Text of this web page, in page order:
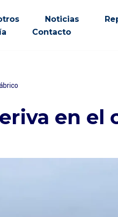
Noticias
Contacto
en el